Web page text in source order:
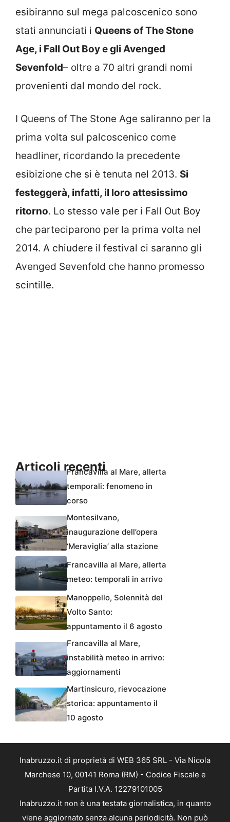
esibiranno sul mega palcoscenico sono
stati annunciati i Queens of The Stone
Age, i Fall Out Boy e gli Avenged
Sevenfold– oltre a 70 altri grandi nomi
provenienti dal mondo del rock.
I Queens of The Stone Age saliranno per la
prima volta sul palcoscenico come
headliner, ricordando la precedente
esibizione che si è tenuta nel 2013. Si
festeggerà, infatti, il loro attesissimo
ritorno. Lo stesso vale per i Fall Out Boy
che parteciparono per la prima volta nel
2014. A chiudere il festival ci saranno gli
Avenged Sevenfold che hanno promesso
scintille.
Articoli recentiFrancavilla al Mare, allerta
temporali: fenomeno in
corso
Montesilvano,
inaugurazione dell’opera
‘Meraviglia’ alla stazione
Francavilla al Mare, allerta
meteo: temporali in arrivo
Manoppello, Solennità del
Volto Santo:
appuntamento il 6 agosto
Francavilla al Mare,
instabilità meteo in arrivo:
aggiornamenti
Martinsicuro, rievocazione
storica: appuntamento il
10 agosto
Inabruzzo.it di proprietà di WEB 365 SRL - Via Nicola
Marchese 10, 00141 Roma (RM) - Codice Fiscale e
Partita I.V.A. 12279101005
Inabruzzo.it non è una testata giornalistica, in quanto
viene aggiornato senza alcuna periodicità. Non può